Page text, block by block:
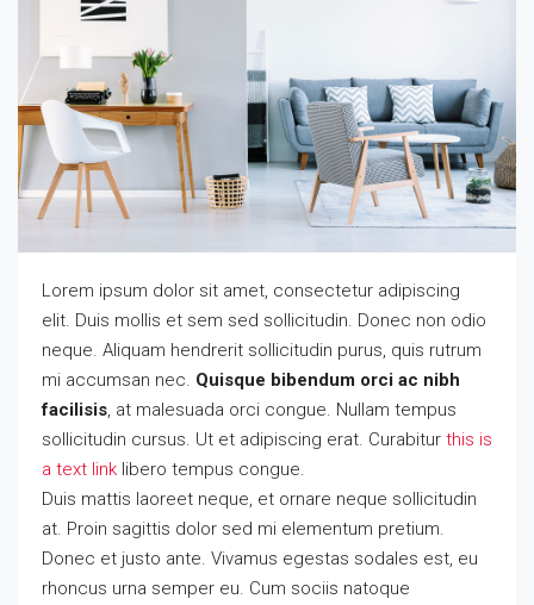
Lorem ipsum dolor sit amet, consectetur adipiscing
elit. Duis mollis et sem sed sollicitudin. Donec non odio
neque. Aliquam hendrerit sollicitudin purus, quis rutrum
mi accumsan nec. Quisque bibendum orci ac nibh
facilisis, at malesuada orci congue. Nullam tempus
sollicitudin cursus. Ut et adipiscing erat. Curabitur this is
a text link libero tempus congue.
Duis mattis laoreet neque, et ornare neque sollicitudin
at. Proin sagittis dolor sed mi elementum pretium.
Donec et justo ante. Vivamus egestas sodales est, eu
rhoncus urna semper eu. Cum sociis natoque